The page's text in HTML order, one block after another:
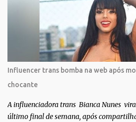
sobre amor. Todo carinho do mundo
ponte disso tudo”, escreveu Gabriela.
como linda e a matéria que envolvem
de gente que se apaixonou pela própria
extraordinária. O Pele Projetc tem como
expor uma diversidade de corpos nus,
especificidades físicas. A atriz se tornou
após fazer uma participação especial na
TV Globo. Na trama, ela inte...
Influencer trans bomba na web após
chocante
A influenciadora trans Bianca Nunes
último final de semana, após